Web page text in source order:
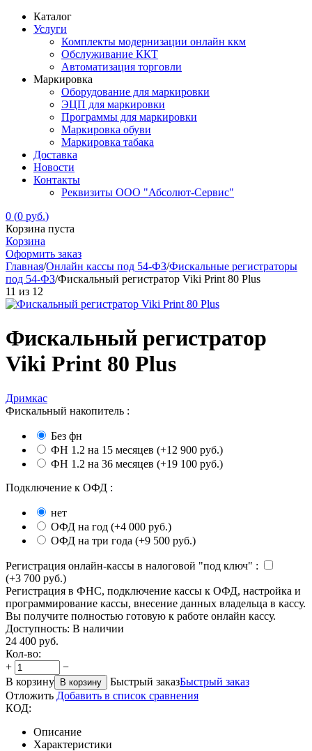
Каталог
Услуги
Комплекты модернизации онлайн ккм
Обслуживание ККТ
Автоматизация торговли
Маркировка
Оборудование для маркировки
ЭЦП для маркировки
Программы для маркировки
Маркировка обуви
Маркировка табака
Доставка
Новости
Контакты
Реквизиты ООО "Абсолют-Сервис"
0 (0 руб.)
Корзина пуста
Корзина
Оформить заказ
Главная/Онлайн кассы под 54-ФЗ/Фискальные регистраторы
под 54-ФЗ/Фискальный регистратор Viki Print 80 Plus
11 из 12
Фискальный регистратор
Viki Print 80 Plus
Дримкас
Фискальный накопитель :
Без фн
ФН 1.2 на 15 месяцев (+12 900 руб.)
ФН 1.2 на 36 месяцев (+19 100 руб.)
Подключение к ОФД :
нет
ОФД на год (+4 000 руб.)
ОФД на три года (+9 500 руб.)
Регистрация онлайн-кассы в налоговой "под ключ" :
(+3 700 руб.)
Регистрация в ФНС, подключение кассы к ОФД, настройка и
программирование кассы, внесение данных владельца в кассу.
Вы получите полностью готовую к работе онлайн кассу.
Доступность: В наличии
24 400 руб.
Кол-во:
+
−
В корзину
В корзину Быстрый заказБыстрый заказ
Отложить Добавить в список сравнения
КОД:
Описание
Характеристики